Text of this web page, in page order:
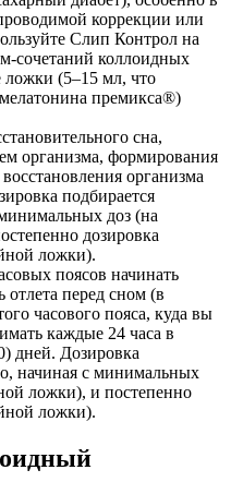
коррекции или
Слип Контрол на
сочетаний коллоидных
(5–15 мл, что
премикса®)
сна,
организ­ма, формирования
организма
подбирается
доз (на
дозировка
ложки).
поясов начинать
перед сном (в
часового пояса, куда вы
каждые 24 часа в
дней. Дозировка
начиная с минимальных
ложки), и постепенно
ложки).